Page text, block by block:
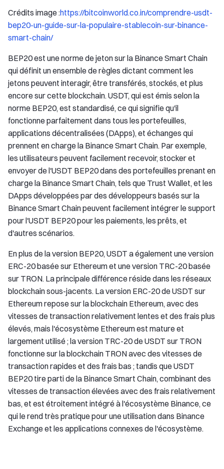
Crédits image :https://bitcoinworld.co.in/comprendre-usdt-
bep20-un-guide-sur-la-populaire-stablecoin-sur-binance-
smart-chain/
BEP20 est une norme de jeton sur la Binance Smart Chain
qui définit un ensemble de règles dictant comment les
jetons peuvent interagir, être transférés, stockés, et plus
encore sur cette blockchain. USDT, qui est émis selon la
norme BEP20, est standardisé, ce qui signifie qu'il
fonctionne parfaitement dans tous les portefeuilles,
applications décentralisées (DApps), et échanges qui
prennent en charge la Binance Smart Chain. Par exemple,
les utilisateurs peuvent facilement recevoir, stocker et
envoyer de l'USDT BEP20 dans des portefeuilles prenant en
charge la Binance Smart Chain, tels que Trust Wallet, et les
DApps développées par des développeurs basés sur la
Binance Smart Chain peuvent facilement intégrer le support
pour l'USDT BEP20 pour les paiements, les prêts, et
d'autres scénarios.
En plus de la version BEP20, USDT a également une version
ERC-20 basée sur Ethereum et une version TRC-20 basée
sur TRON. La principale différence réside dans les réseaux
blockchain sous-jacents. La version ERC-20 de USDT sur
Ethereum repose sur la blockchain Ethereum, avec des
vitesses de transaction relativement lentes et des frais plus
élevés, mais l'écosystème Ethereum est mature et
largement utilisé ; la version TRC-20 de USDT sur TRON
fonctionne sur la blockchain TRON avec des vitesses de
transaction rapides et des frais bas ; tandis que USDT
BEP20 tire parti de la Binance Smart Chain, combinant des
vitesses de transaction élevées avec des frais relativement
bas, et est étroitement intégré à l'écosystème Binance, ce
qui le rend très pratique pour une utilisation dans Binance
Exchange et les applications connexes de l'écosystème.